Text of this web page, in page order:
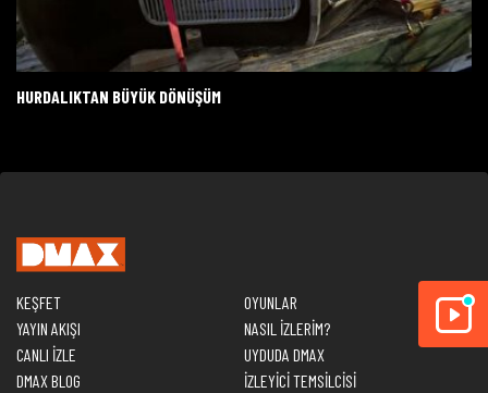
HURDALIKTAN BÜYÜK DÖNÜŞÜM
KEŞFET
YAYIN AKIŞI
CANLI İZLE
DMAX BLOG
OYUNLAR
NASIL İZLERİM?
UYDUDA DMAX
İZLEYİCİ TEMSİLCİSİ